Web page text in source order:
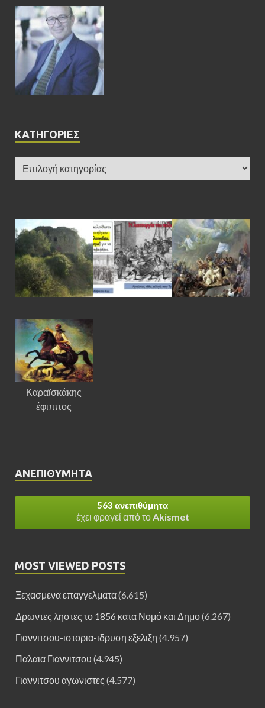
KΑΤΗΓΟΡΊΕΣ
Καραϊσκάκης
έφιππος
ΑΝΕΠΙΘΎΜΗΤΑ
563 ανεπιθύμητα
έχει φραγεί από τοAkismet
MOST VIEWED POSTS
Ξεχασμενα επαγγελματα(6.615)
Δρωντες ληστες το 1856 κατα Νομό και Δημο(6.267)
Γιαννιτσου-ιστορια-ιδρυση εξελιξη (4.957)
Παλαια Γιαννιτσου (4.945)
Γιαννιτσου αγωνιστες (4.577)